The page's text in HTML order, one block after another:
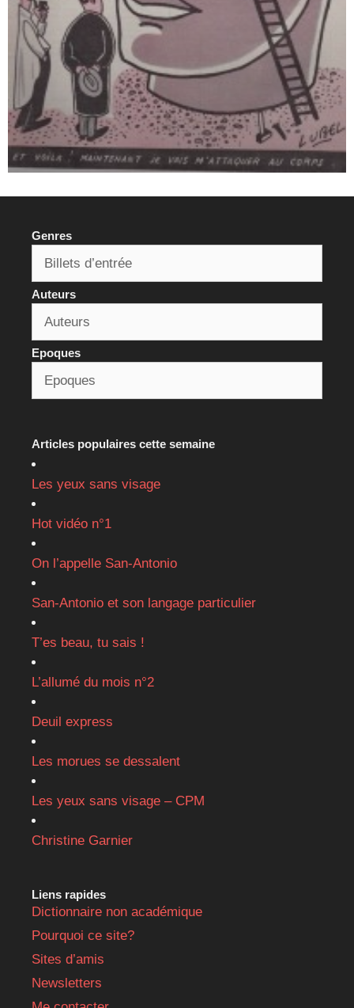
Genres
Auteurs
Epoques
Articles populaires cette semaine
Les yeux sans visage
Hot vidéo n°1
On l’appelle San-Antonio
San-Antonio et son langage particulier
T’es beau, tu sais !
L’allumé du mois n°2
Deuil express
Les morues se dessalent
Les yeux sans visage – CPM
Christine Garnier
Liens rapides
Dictionnaire non académique
Pourquoi ce site?
Sites d’amis
Newsletters